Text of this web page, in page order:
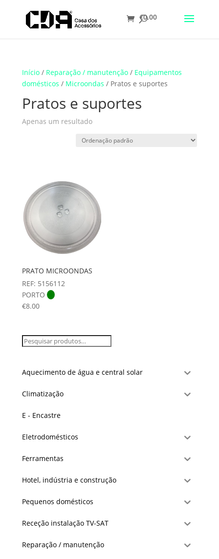
Translate
€0.00
Início/ Reparação / manutenção/ Equipamentos
domésticos / Microondas / Pratos e suportes
Pratos e suportes
Apenas um resultado
PRATO MICROONDAS
REF: 5156112
PORTO
€8.00
Aquecimento de água e central solar
Climatização
E - Encastre
Eletrodomésticos
Ferramentas
Hotel, indústria e construção
Pequenos domésticos
Receção instalação TV-SAT
Reparação / manutenção